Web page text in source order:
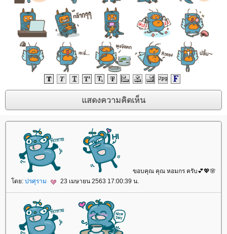
ขอบคุณ คุณ หอมกร ครับ💕💖🌸
ดย: ปรศุราม 23 เมษายน 2563 17:00:39 น.